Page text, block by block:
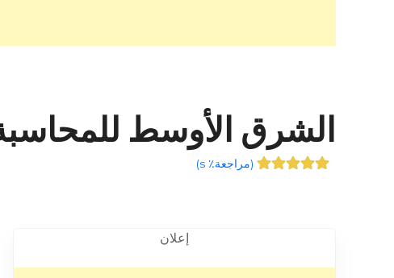
الشرق الأوسط للمحاسبة م.م.ح –
(مراجعة٪ s )
إعلان